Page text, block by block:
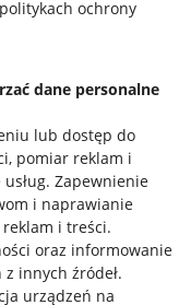
ochrony
dane personalne
lub dostęp do
pomiar reklam i
. Zapewnienie
i naprawianie
i treści.
oraz informowanie
z innych źródeł.
urządzeń na